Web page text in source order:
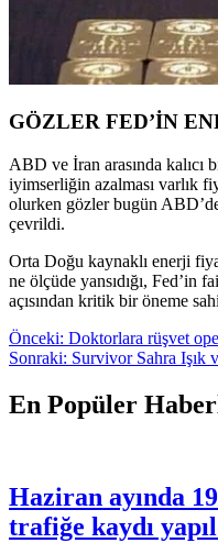
GÖZLER FED’İN
ABD ve İran arasında kalıcı
iyimserliğin azalması varlık
olurken gözler bugün
çevrildi.
Orta Doğu kaynaklı enerji
ne ölçüde yansıdığı, Fed’in
açısından kritik bir öneme
Yazı
gezinmesi
Önceki: Doktorlara rüşvet
Sonraki: Survivor Sahra Işık
En Popüler
Haziran ayında
trafiğe kaydı